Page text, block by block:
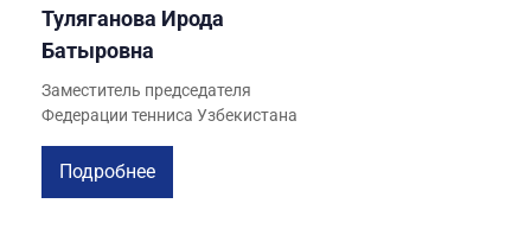
Туляганова Ирода
Батыровна
Заместитель председателя
Федерации тенниса Узбекистана
Подробнее